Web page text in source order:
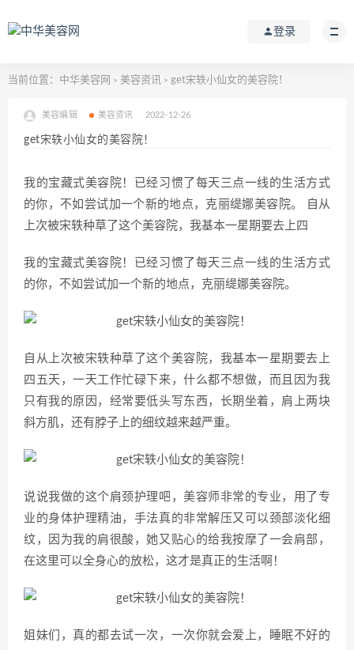
登录
当前位置： 中华美容网 > 美容资讯 > get宋轶小仙女的美容院！
美容编辑 美容资讯 2022-12-26
get宋轶小仙女的美容院！
我的宝藏式美容院！已经习惯了每天三点一线的生活方式
的你，不如尝试加一个新的地点，克丽缇娜美容院。 自从
上次被宋轶种草了这个美容院，我基本一星期要去上四
我的宝藏式美容院！已经习惯了每天三点一线的生活方式
的你，不如尝试加一个新的地点，克丽缇娜美容院。
自从上次被宋轶种草了这个美容院，我基本一星期要去上
四五天，一天工作忙碌下来，什么都不想做，而且因为我
只有我的原因，经常要低头写东西，长期坐着，肩上两块
斜方肌，还有脖子上的细纹越来越严重。
说说我做的这个肩颈护理吧，美容师非常的专业，用了专
业的身体护理精油，手法真的非常解压又可以颈部淡化细
纹，因为我的肩很酸，她又贴心的给我按摩了一会肩部，
在这里可以全身心的放松，这才是真正的生活啊！
姐妹们，真的都去试一次，一次你就会爱上，睡眠不好的